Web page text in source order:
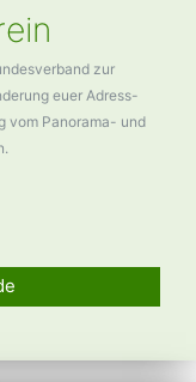
zur
euer Adress-
vom Panorama- und